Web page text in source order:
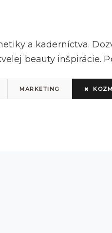
a kaderníctva.
beauty inšpirácie.
MARKETING